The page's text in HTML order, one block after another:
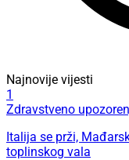
Najnovije vijesti
1
Zdravstveno
Italija se prži,
toplinskog vala